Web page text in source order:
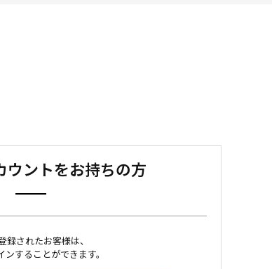
ントをお持ちの方
されたお客様は、
することができます。